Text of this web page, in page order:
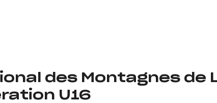
des Montagnes de
U16